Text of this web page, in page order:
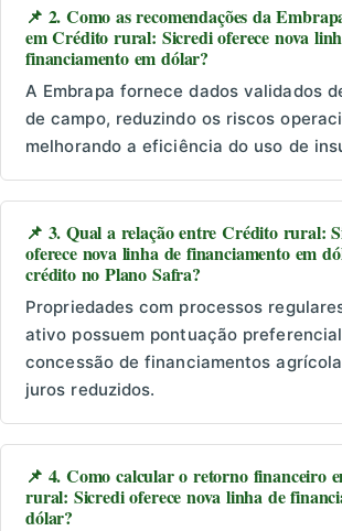
📌 2. Como as recomendações da
em Crédito rural: Sicredi oferece nova
financiamento em dólar?
A Embrapa fornece dados validados
de campo, reduzindo os riscos
melhorando a eficiência do uso de
📌 3. Qual a relação entre Crédito rural:
oferece nova linha de financiamento em
crédito no Plano Safra?
Propriedades com processos
ativo possuem pontuação
concessão de financiamentos
juros reduzidos.
📌 4. Como calcular o retorno financeiro
rural: Sicredi oferece nova linha de
dólar?